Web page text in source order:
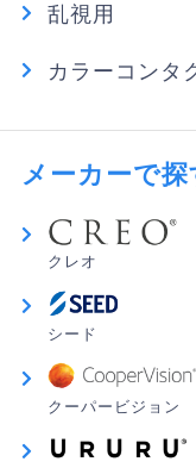
乱視用
カラーコンタ
メーカーで探
クレオ
シード
クーパービジョン